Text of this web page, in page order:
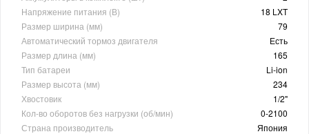
Напряжение питания (В)
18 LXT
Размер ширина (мм)
79
Автоматический тормоз двигателя
Есть
Размер длина (мм)
165
Тип батареи
Li-ion
Размер высота (мм)
234
Хвостовик
1/2"
Кол-во оборотов без нагрузки (об/мин)
0-2100
Страна производитель
Япония